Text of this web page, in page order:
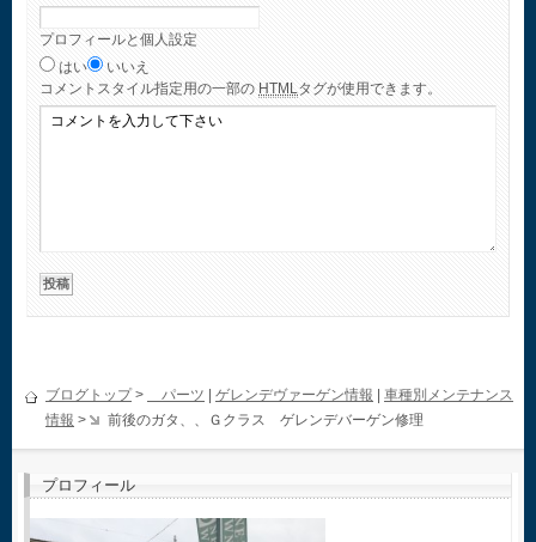
プロフィールと個人設定
はい
いいえ
コメント スタイル指定用の一部の HTMLタグが使用できます。
ブログトップ> パーツ ゲレンデヴァーゲン情報
車種別メンテナンス
情報 > 前後のガタ、、Ｇクラス ゲレンデバーゲン修理
プロフィール